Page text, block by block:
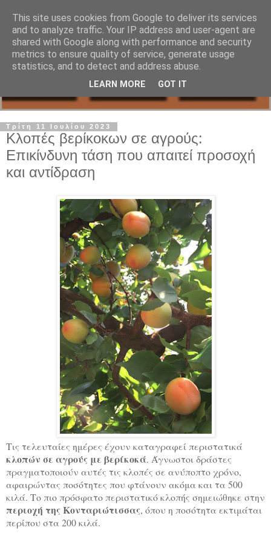
Τρίτη 11 Ιουλίου 2023
Κλοπές βερίκοκων σε αγρούς:
Επικίνδυνη τάση που απαιτεί προσοχή
και αντίδραση
Τις τελευταίες ημέρες έχουν καταγραφεί περιστατικά
κλοπών σε αγρούς με βερίκοκά. Άγνωστοι δράστες
πραγματοποιούν αυτές τις κλοπές σε ανύποπτο χρόνο,
αφαιρώντας ποσότητες που φτάνουν ακόμα και τα 500
κιλά. Το πιο πρόσφατο περιστατικό κλοπής σημειώθηκε στην
περιοχή της Κονταριώτισσας, όπου η ποσότητα εκτιμάται
περίπου στα 200 κιλά.
This site uses cookies from Google to deliver its services
and to analyze traffic. Your IP address and user-agent are
shared with Google along with performance and security
metrics to ensure quality of service, generate usage
statistics, and to detect and address abuse.
LEARN MORE GOT IT